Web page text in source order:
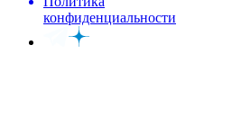
конфиденциальности